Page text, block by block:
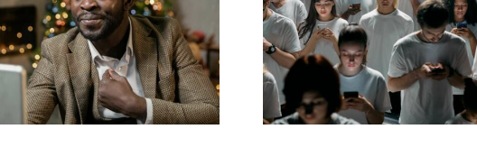
Come nascondere i
follower su LinkedIn
per proteggere la
privacy
Consigli per creare
annunci Facebook
straordinari che
convertano